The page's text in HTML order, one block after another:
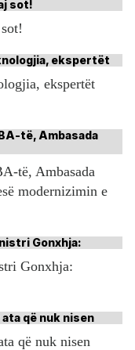
ekspertët
të, Ambasada
modernizimin e
Gonxhja:
që nuk nisen